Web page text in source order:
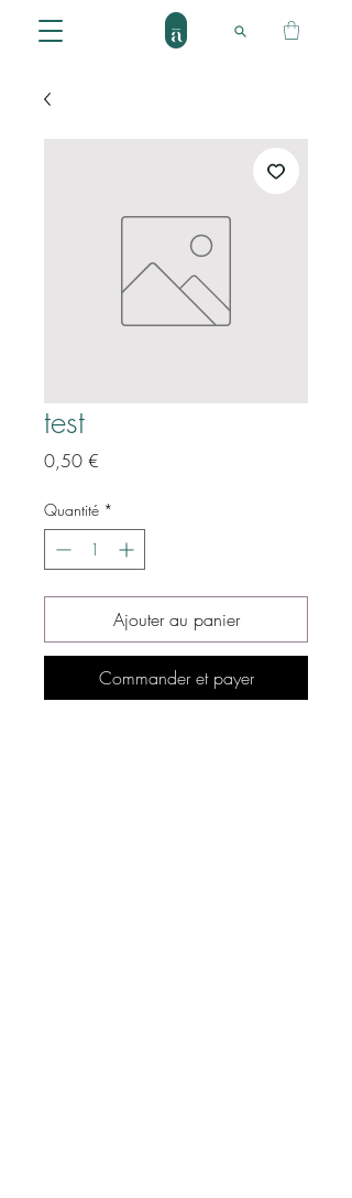
test
0,50 €
Quantité *
Ajouter au panier
Commander et payer